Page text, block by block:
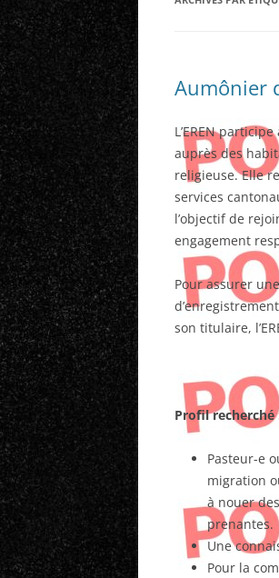
Aumônier
L’EREN
auprès des
religieuse. Elle
services
l’objectif de
engagement
Pour assurer
son titulaire,
Profil recherché
Pasteur-e
migration
à nouer
prenantes.
Une
Pour la